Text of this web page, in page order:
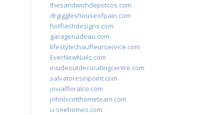
thesandwichdepotcos.com
drgiggleshouseofpain.com
hotflashdesigns.com
garagenadeau.com
lifestylechauffeurservice.com
EverNewNails.com
insideoutdecoratingcentre.com
salvatoresinpoint.com
jovialfloralco.com
johnlscotthometeam.com
u-seehomes.com